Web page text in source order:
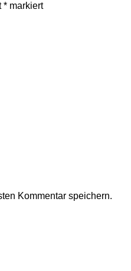
* markiert
Kommentar speichern.